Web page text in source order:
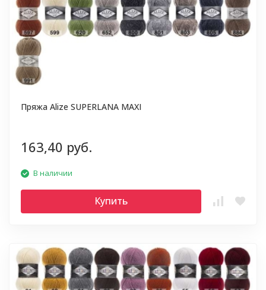
Пряжа Alize SUPERLANA MAXI
163,40 руб.
В наличии
Купить